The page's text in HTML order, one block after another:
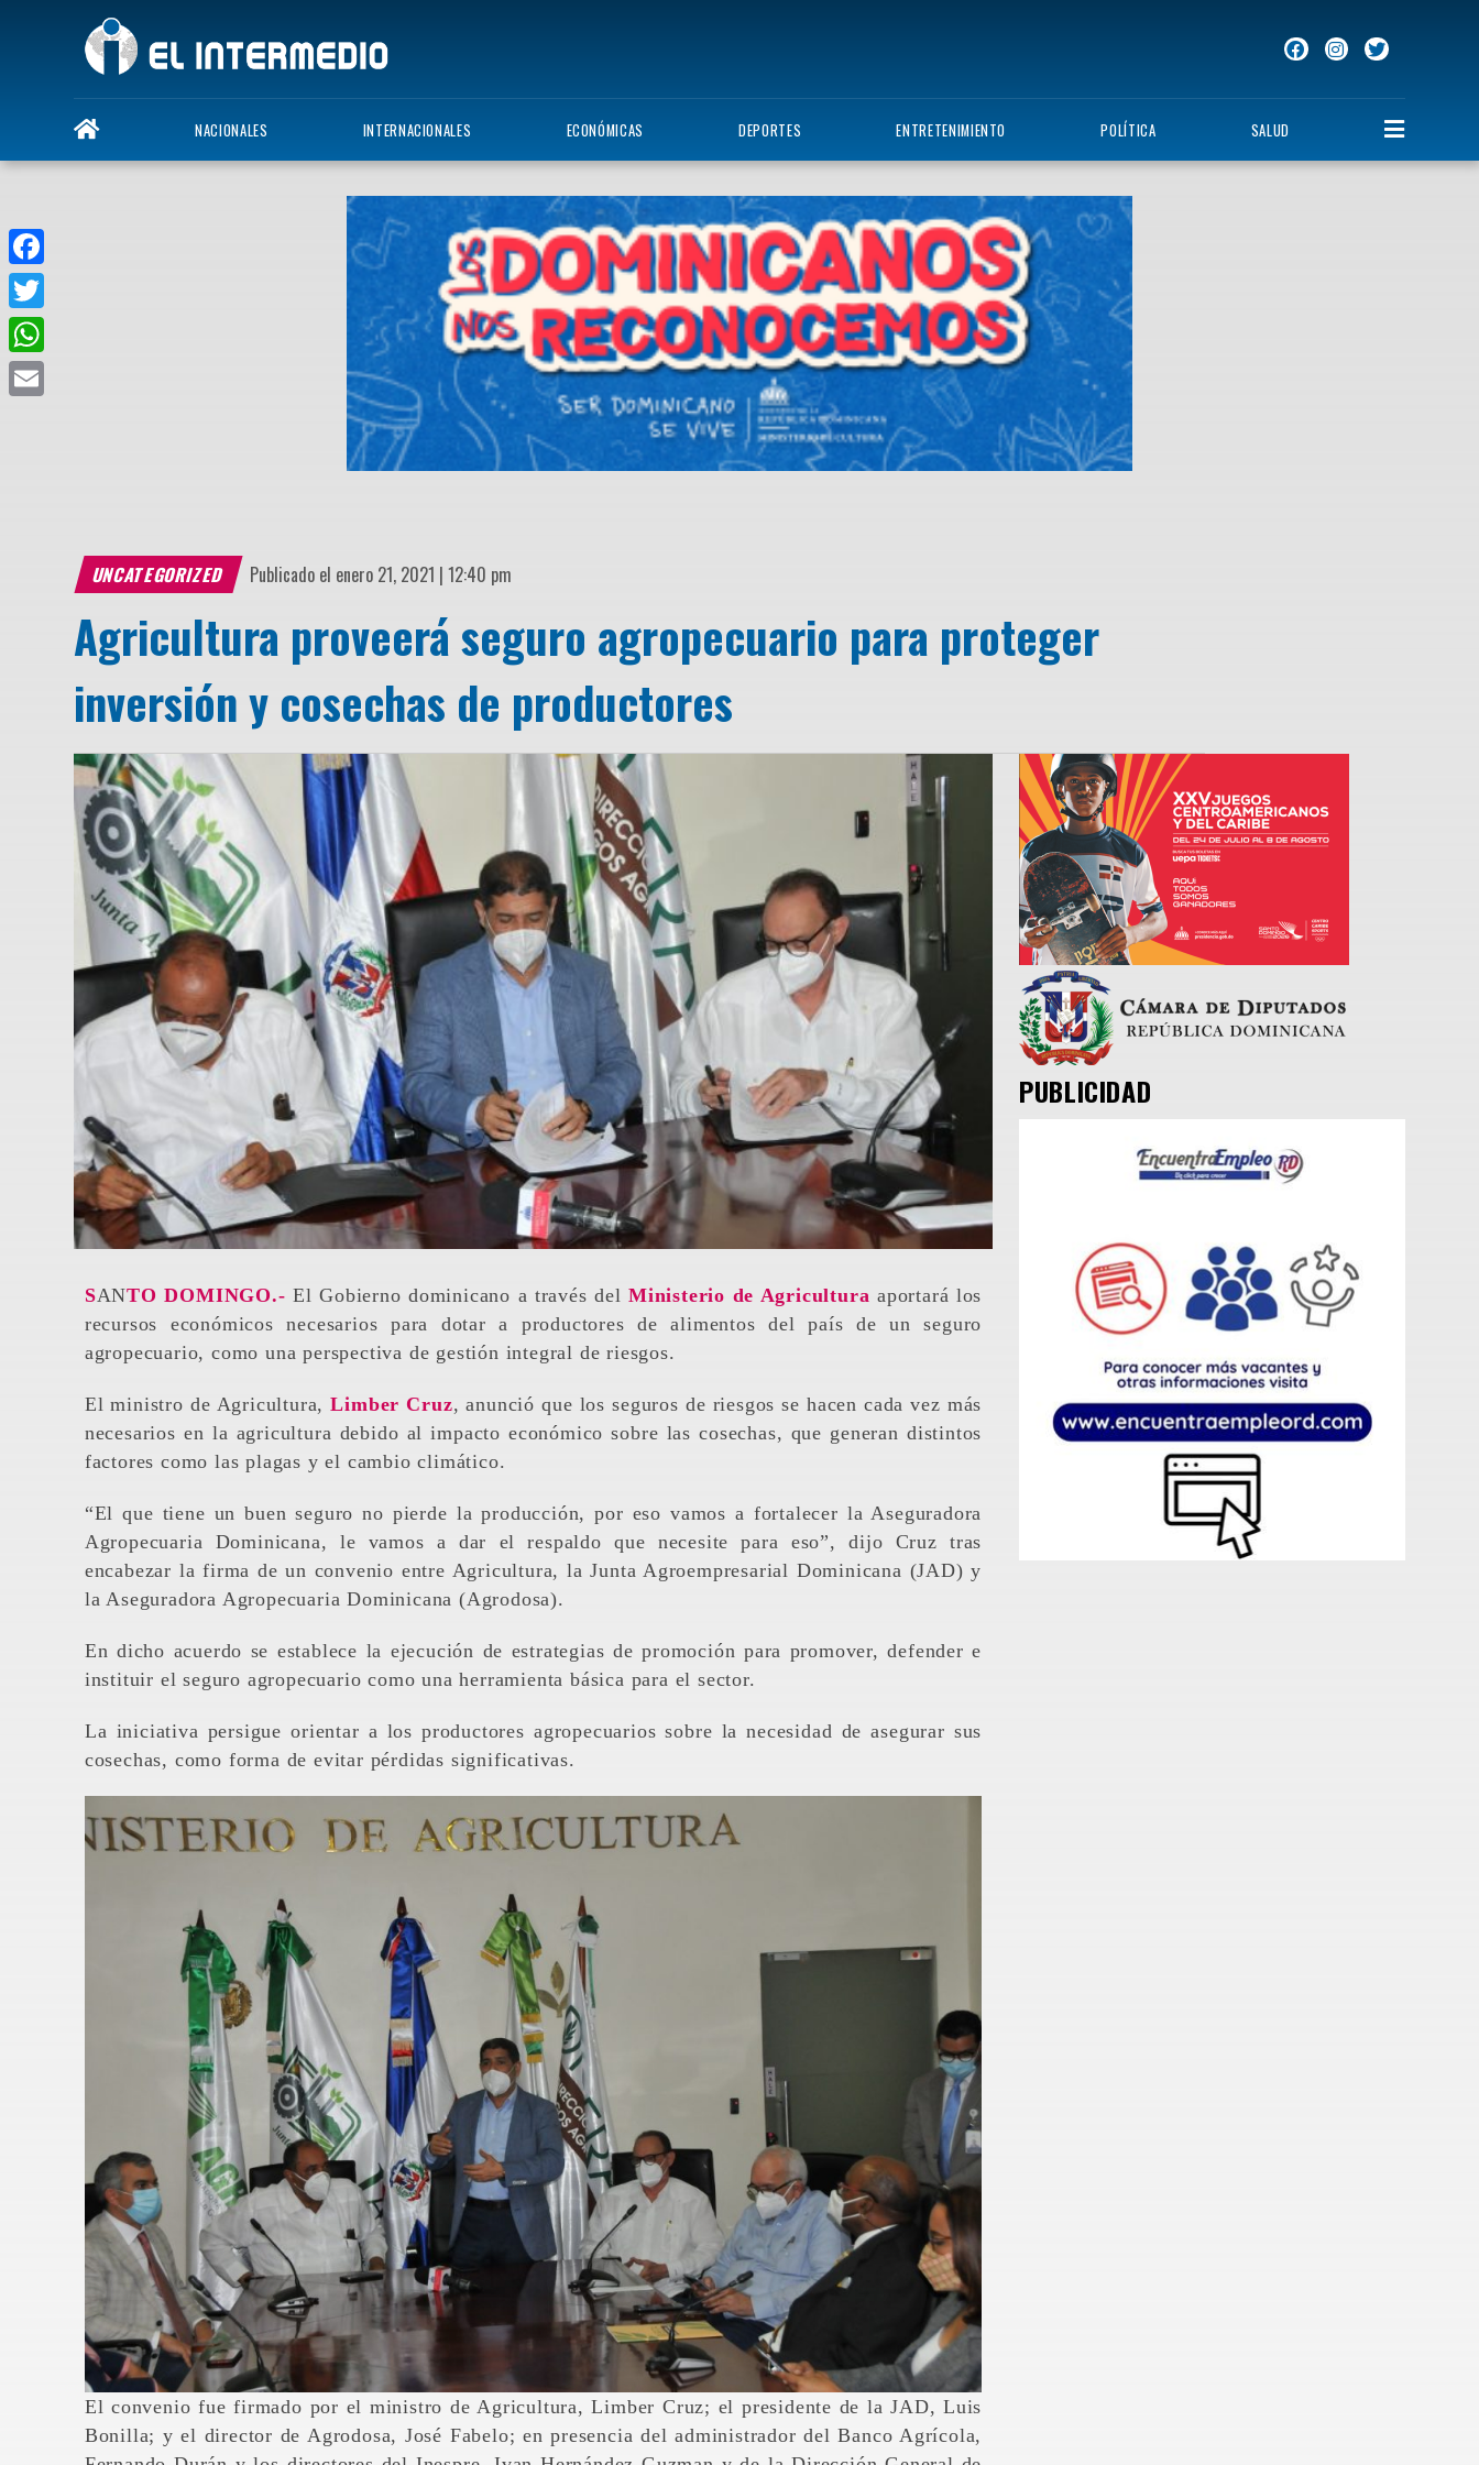
NACIONALES INTERNACIONALES ECONÓMICAS DEPORTES ENTRETENIMIENTO POLÍTICA SALUD
UNCATEGORIZED Publicado el enero 21, 2021 | 12:40 pm
Agricultura proveerá seguro agropecuario para proteger
inversión y cosechas de productores
SANTO DOMINGO.-El Gobierno dominicano a través delMinisterio de Agricultura aportará los
recursos económicos necesarios para dotar a productores de alimentos del país de un seguro
agropecuario, como una perspectiva de gestión integral de riesgos.
El ministro de Agricultura,Limber Cruz, anunció que los seguros de riesgos se hacen cada vez más
necesarios en la agricultura debido al impacto económico sobre las cosechas, que generan distintos
factores como las plagas y el cambio climático.
“El que tiene un buen seguro no pierde la producción, por eso vamos a fortalecer la Aseguradora
Agropecuaria Dominicana, le vamos a dar el respaldo que necesite para eso”, dijo Cruz tras
encabezar la firma de un convenio entre Agricultura, la Junta Agroempresarial Dominicana (JAD) y
la Aseguradora Agropecuaria Dominicana (Agrodosa).
En dicho acuerdo se establece la ejecución de estrategias de promoción para promover, defender e
instituir el seguro agropecuario como una herramienta básica para el sector.
La iniciativa persigue orientar a los productores agropecuarios sobre la necesidad de asegurar sus
cosechas, como forma de evitar pérdidas significativas.
El convenio fue firmado por el ministro de Agricultura, Limber Cruz; el presidente de la JAD, Luis
Bonilla; y el director de Agrodosa, José Fabelo; en presencia del administrador del Banco Agrícola,
PUBLICIDAD
Facebook
Twitter
WhatsApp